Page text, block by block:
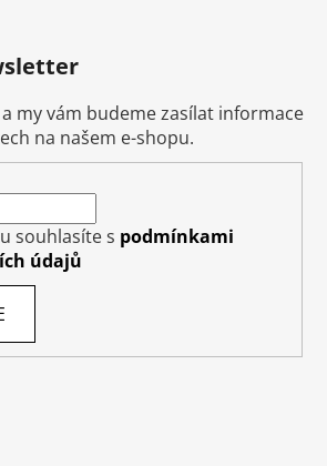
my vám budeme zasílat informace
na našem e-shopu.
souhlasíte s podmínkami
údajů